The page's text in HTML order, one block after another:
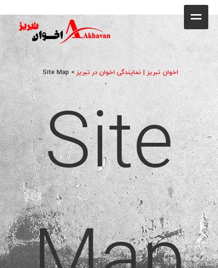
فروشگاه
محصولات
جشنواره فروش ویژه
کاتالوگ
گالری
وبلاگ
تماس با ما
اخوان تبریز | نمایندگی اخوان در تبریز>
Site Map
Site